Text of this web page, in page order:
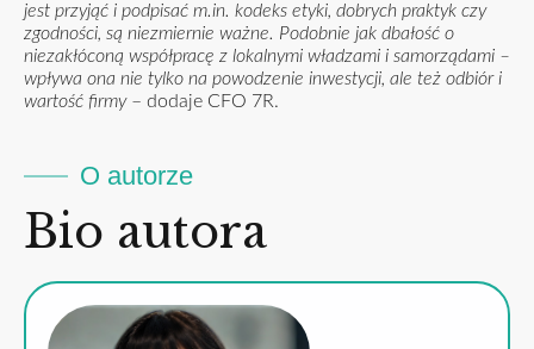
jest przyjąć i podpisać m.in. kodeks etyki, dobrych praktyk czy
zgodności, są niezmiernie ważne. Podobnie jak dbałość o
niezakłóconą współpracę z lokalnymi władzami i samorządami –
wpływa ona nie tylko na powodzenie inwestycji, ale też odbiór i
wartość firmy – dodaje CFO 7R.
O autorze
Bio autora